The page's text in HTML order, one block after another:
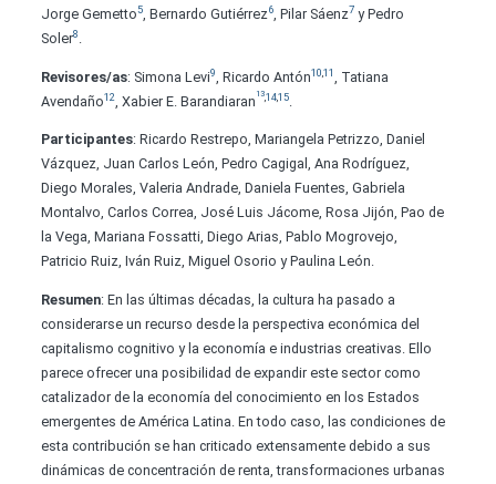
Jorge Gemetto5, Bernardo Gutiérrez6, Pilar Sáenz7y Pedro
Soler8.
Revisores/as: Simona Levi9 , Ricardo Antón1011
, Tatiana
Avendaño12, Xabier E. Barandiaran 13,14,15.
Participantes: Ricardo Restrepo, Mariangela Petrizzo, Daniel
Vázquez, Juan Carlos León, Pedro Cagigal, Ana Rodríguez,
Diego Morales, Valeria Andrade, Daniela Fuentes, Gabriela
Montalvo, Carlos Correa, José Luis Jácome, Rosa Jijón, Pao de
la Vega, Mariana Fossatti, Diego Arias, Pablo Mogrovejo,
Patricio Ruiz, Iván Ruiz, Miguel Osorio y Paulina León.
Resumen: En las últimas décadas, la cultura ha pasado a
considerarse un recurso desde la perspectiva económica del
capitalismo cognitivo y la economía e industrias creativas. Ello
parece ofrecer una posibilidad de expandir este sector como
catalizador de la economía del conocimiento en los Estados
emergentes de América Latina. En todo caso, las condiciones de
esta contribución se han criticado extensamente debido a sus
dinámicas de concentración de renta, transformaciones urbanas